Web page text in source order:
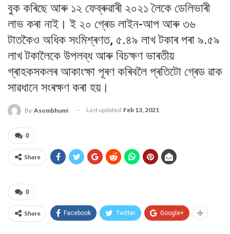
বুক কৰিছে আৰু ১২ ফেব্ৰুৱাৰী ২০২১ লৈকে ডেলিভাৰী
লাভ কৰা নাই। ই ২০ গ্ৰেড লাইন-আপ আৰু ৩৬
টাতকৈও অধিক সংমিশ্ৰণত, ৫.৪৯ লাখ টকাৰ পৰা ৯.৫৯
লাখ টকালৈকে উপলব্ধ আৰু বিচক্ষণ ভাৰতীয়
গ্ৰাহকসকলৰ আকাংক্ষা পূৰণ কৰিবলৈ প্ৰতিটো গ্ৰেড ৱাক
সাৱধানে সংৰক্ষণ কৰা হয়।
By Asombhumi Last updated Feb 13, 2021
0
Share
0
Share Facebook Twitter Google+